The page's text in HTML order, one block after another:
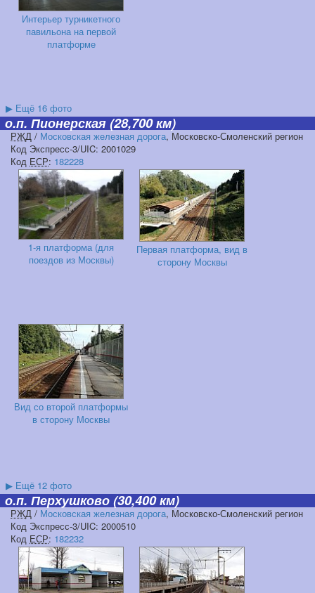
Интерьер турникетного
павильона на первой
платформе
▶ Ещё 16 фото
о.п. Пионерская(28,700 км)
РЖД / Московская железная дорога, Московско-Смоленский регион
Код Экспресс-3/UIC: 2001029
Код ЕСР: 182228
1-я платформа (для
поездов из Москвы)
Первая платформа, вид в
сторону Москвы
Вид со второй платформы
в сторону Москвы
▶ Ещё 12 фото
о.п. Перхушково(30,400 км)
РЖД / Московская железная дорога, Московско-Смоленский регион
Код Экспресс-3/UIC: 2000510
Код ЕСР: 182232